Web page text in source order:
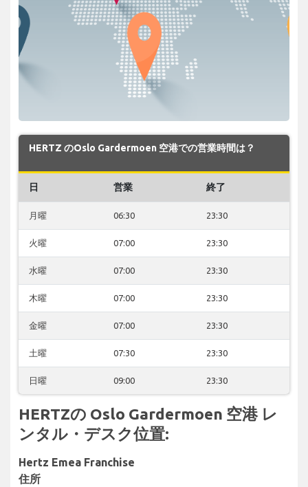
HERTZ のOslo Gardermoen 空港での営業時間は？
日 営業 終了
月曜 06:30 23:30
火曜 07:00 23:30
水曜 07:00 23:30
木曜 07:00 23:30
金曜 07:00 23:30
土曜 07:30 23:30
日曜 09:00 23:30
HERTZの Oslo Gardermoen 空港 レ
ンタル・デスク位置:
Hertz Emea Franchise
住所